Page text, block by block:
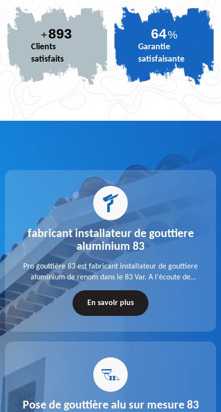
+893
Clients
satisfaits
78%
Garantie
satisfaisante
fabricant installateur de gouttiere
aluminium 83
Pro gouttière 83 est fabricant installateur de gouttiere
aluminium de renom dans le 83 Var. A l'écoute de
chaque besoin, notre équipe veille à réaliser des
gouttières performantes, durables et à la hauteur de
En savoir plus
Pose de gouttière alu sur mesure 83